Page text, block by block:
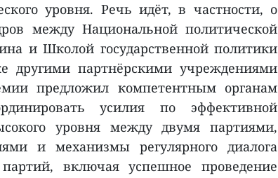
уровня. Речь идёт, в частности, о
между Национальной политической
и Школой государственной политики
партнёрскими учреждениями
предложил компетентным органам
усилия по эффективной
уровня между двумя партиями,
и механизмы регулярного диалога
включая успешное проведение